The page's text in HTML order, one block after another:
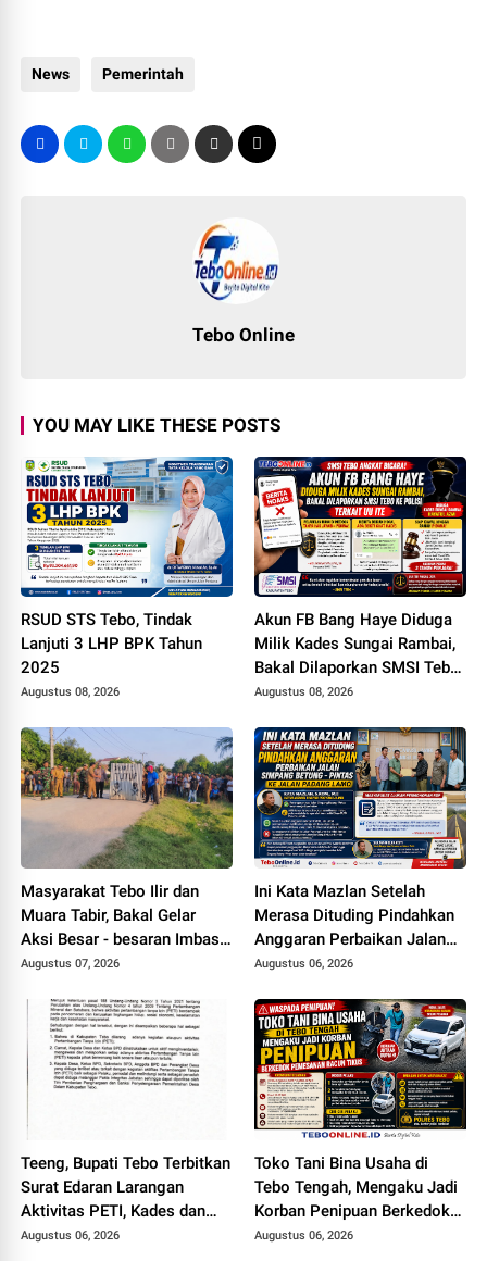
News Pemerintah
Tebo Online
YOU MAY LIKE THESE POSTS
RSUD STS Tebo, Tindak
Lanjuti 3 LHP BPK Tahun
2025
Augustus 08, 2026
Akun FB Bang Haye Diduga
Milik Kades Sungai Rambai,
Bakal Dilaporkan SMSI Tebo
ke Polisi Terkait UU ITE
Augustus 08, 2026
Masyarakat Tebo Ilir dan
Muara Tabir, Bakal Gelar
Aksi Besar - besaran Imbas
Jalan Simpang Betung -
2027
Augustus 07, 2026
Ini Kata Mazlan Setelah
Merasa Dituding Pindahkan
Anggaran Perbaikan Jalan
Simpang Betung - Pintas ke
Augustus 06, 2026
Teeng, Bupati Tebo Terbitkan
Surat Edaran Larangan
Aktivitas PETI, Kades dan
Perangkat Desa Yang
Augustus 06, 2026
Toko Tani Bina Usaha di
Tebo Tengah, Mengaku Jadi
Korban Penipuan Berkedok
Pemesanan Racun Tikus
Augustus 06, 2026